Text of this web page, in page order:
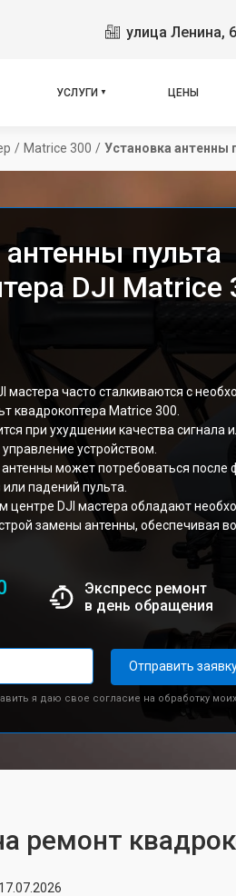
улица Ленина,
УСЛУГИ ЦЕНЫ
/ Matrice 300 / Установка антенны
пульта
DJI Matrice
мастера часто сталкиваются с
квадрокоптера Matrice 300.
при ухудшении качества сигнала
устройством.
может потребоваться после
падений пульта.
центре DJI мастера обладают
замены антенны, обеспечивая
Экспресс ремонт
в день обращения
Отправить
я даю свое согласие на обработку моих
ремонт